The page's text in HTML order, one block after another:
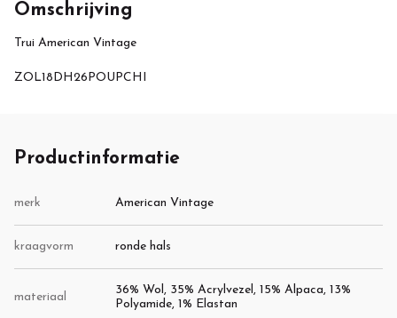
Omschrijving
Trui American Vintage
ZOL18DH26POUPCHI
Productinformatie
merk American Vintage
kraagvorm ronde hals
materiaal
36% Wol, 35% Acrylvezel, 15% Alpaca, 13%
Polyamide, 1% Elastan